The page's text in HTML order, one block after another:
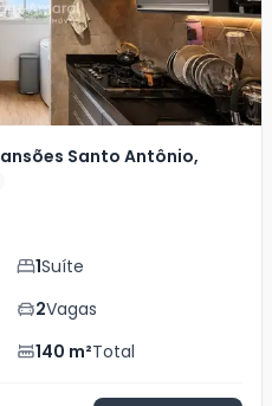
Santo Antônio,
1Suíte
2Vagas
140 m²Total